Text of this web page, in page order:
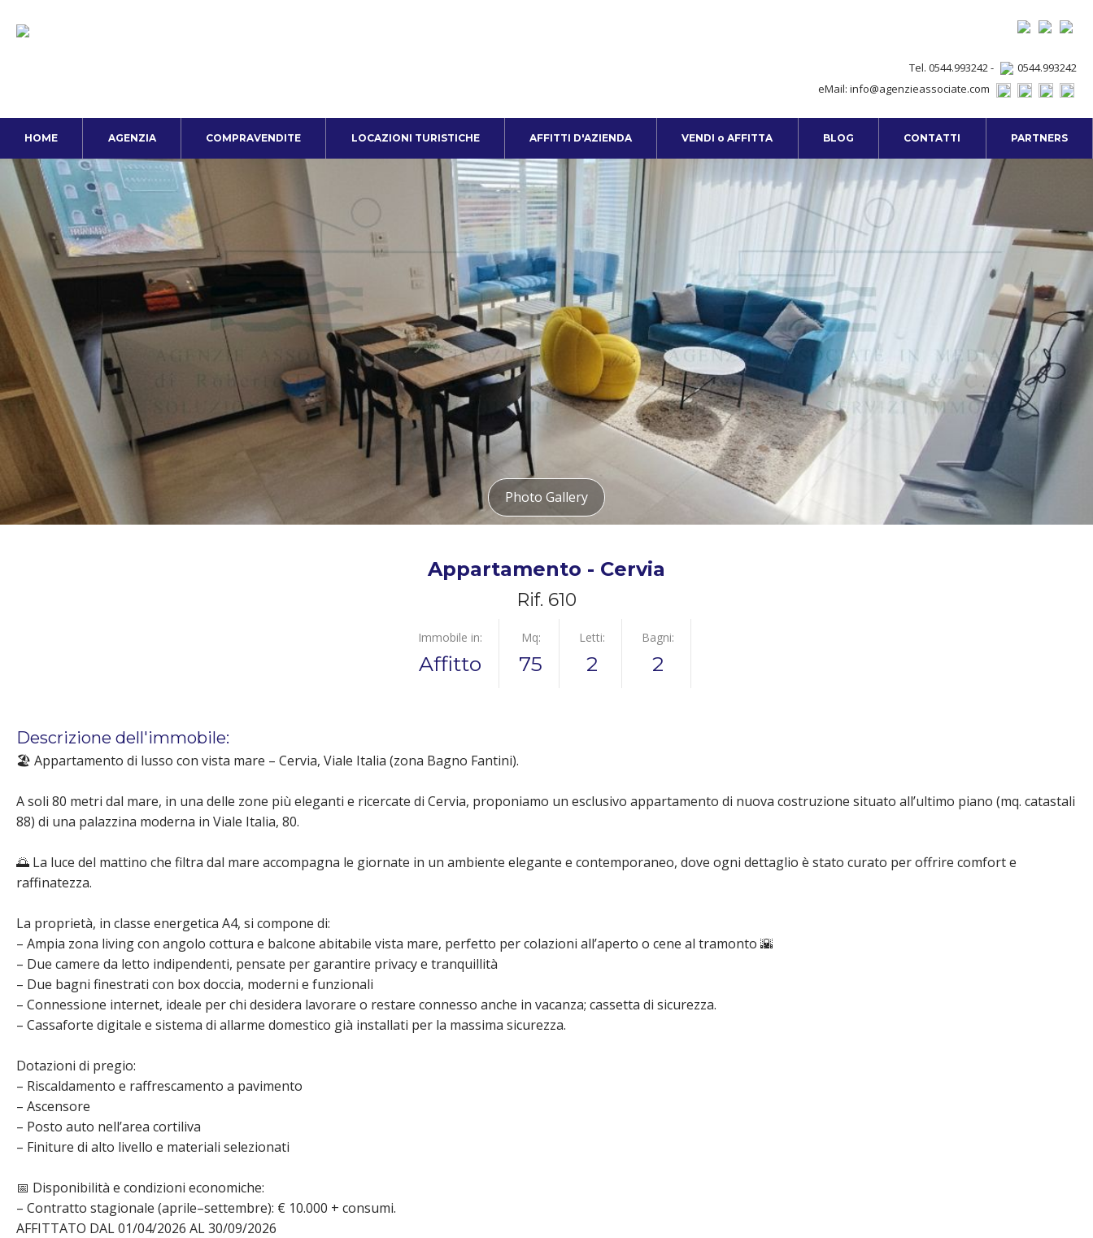
Tel. 0544.993242 -
0544.993242
eMail: info@agenzieassociate.com
HOME AGENZIA COMPRAVENDITE LOCAZIONI TURISTICHE AFFITTI D'AZIENDA VENDI o AFFITTA BLOG CONTATTI PARTNERS
Photo Gallery
Appartamento - Cervia
Rif. 610
Immobile in:
Affitto
Mq:
75
Letti:
2
Bagni:
2
Descrizione dell'immobile:
🏖️ Appartamento di lusso con vista mare – Cervia, Viale Italia (zona Bagno Fantini).
A soli 80 metri dal mare, in una delle zone più eleganti e ricercate di Cervia, proponiamo un esclusivo appartamento di nuova costruzione situato all’ultimo piano (mq. catastali
88) di una palazzina moderna in Viale Italia, 80.
🌅 La luce del mattino che filtra dal mare accompagna le giornate in un ambiente elegante e contemporaneo, dove ogni dettaglio è stato curato per offrire comfort e
raffinatezza.
La proprietà, in classe energetica A4, si compone di:
– Ampia zona living con angolo cottura e balcone abitabile vista mare, perfetto per colazioni all’aperto o cene al tramonto 🌇
– Due camere da letto indipendenti, pensate per garantire privacy e tranquillità
– Due bagni finestrati con box doccia, moderni e funzionali
– Connessione internet, ideale per chi desidera lavorare o restare connesso anche in vacanza; cassetta di sicurezza.
– Cassaforte digitale e sistema di allarme domestico già installati per la massima sicurezza.
Dotazioni di pregio:
– Riscaldamento e raffrescamento a pavimento
– Ascensore
– Posto auto nell’area cortiliva
– Finiture di alto livello e materiali selezionati
📅 Disponibilità e condizioni economiche:
– Contratto stagionale (aprile–settembre): € 10.000 + consumi.
AFFITTATO DAL 01/04/2026 AL 30/09/2026